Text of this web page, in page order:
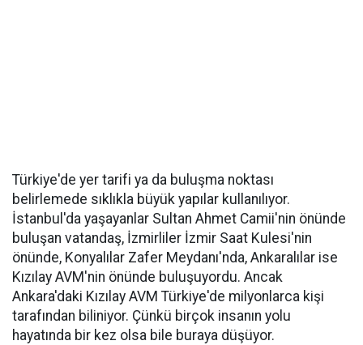
Türkiye'de yer tarifi ya da buluşma noktası
belirlemede sıklıkla büyük yapılar kullanılıyor.
İstanbul'da yaşayanlar Sultan Ahmet Camii'nin önünde
buluşan vatandaş, İzmirliler İzmir Saat Kulesi'nin
önünde, Konyalılar Zafer Meydanı'nda, Ankaralılar ise
Kızılay AVM'nin önünde buluşuyordu. Ancak
Ankara'daki Kızılay AVM Türkiye'de milyonlarca kişi
tarafından biliniyor. Çünkü birçok insanın yolu
hayatında bir kez olsa bile buraya düşüyor.